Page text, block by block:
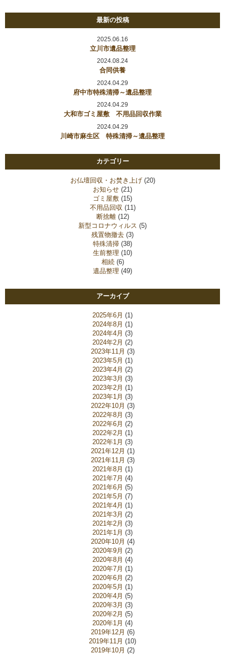
最新の投稿
2025.06.16
立川市遺品整理
2024.08.24
合同供養
2024.04.29
府中市特殊清掃～遺品整理
2024.04.29
大和市ゴミ屋敷 不用品回収作業
2024.04.29
川崎市麻生区 特殊清掃～遺品整理
カテゴリー
お仏壇回収・お焚き上げ(20)
お知らせ (21)
ゴミ屋敷 (15)
不用品回収 (11)
断捨離(12)
新型コロナウィルス (5)
残置物撤去 (3)
特殊清掃 (38)
生前整理 (10)
相続(6)
遺品整理 (49)
アーカイブ
2025年6月 (1)
2024年8月 (1)
2024年4月 (3)
2024年2月 (2)
2023年11月 (3)
2023年5月 (1)
2023年4月 (2)
2023年3月 (3)
2023年2月 (1)
2023年1月 (3)
2022年10月 (3)
2022年8月 (3)
2022年6月 (2)
2022年2月 (1)
2022年1月 (3)
2021年12月 (1)
2021年11月 (3)
2021年8月 (1)
2021年7月 (4)
2021年6月 (5)
2021年5月 (7)
2021年4月 (1)
2021年3月 (2)
2021年2月 (3)
2021年1月 (3)
2020年10月 (4)
2020年9月 (2)
2020年8月 (4)
2020年7月 (1)
2020年6月 (2)
2020年5月 (1)
2020年4月 (5)
2020年3月 (3)
2020年2月 (5)
2020年1月 (4)
2019年12月 (6)
2019年11月 (10)
2019年10月 (2)